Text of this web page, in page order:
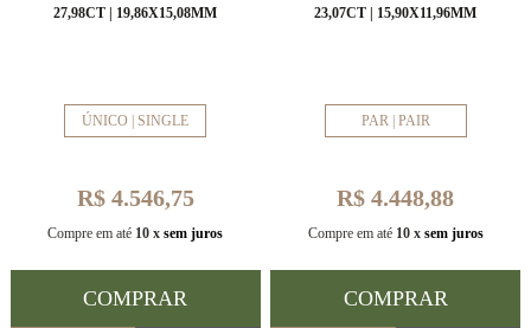
27,98CT | 19,86X15,08MM
ÚNICO | SINGLE
R$ 4.546,75
Compre em até 10 x sem juros
COMPRAR
23,07CT | 15,90X11,96MM
PAR | PAIR
R$ 4.448,88
Compre em até 10 x sem juros
COMPRAR